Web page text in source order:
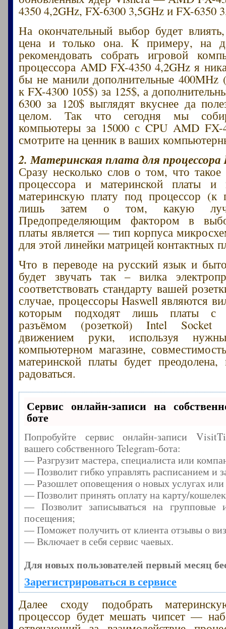
4350 4,2GHz, FX-6300 3,5GHz и FX-6350
На окончательный выбор будет
цена и только она. К примеру, на
рекомендовать собрать игровой
процессора AMD FX-4350 4,2GHz я
бы не манили дополнительные
к FX-4300 105$) за 125$, а
6300 за 120$ выглядят вкуснее да
целом. Так что сегодня мы
компьютеры за 15000 с CPU AMD
смотрите на ценник в ваших
2. Материнская плата для процессора
Сразу несколько слов о том, что такое
процессора и материнской платы и
материнскую плату под процессор (к
лишь затем о том, какую
Предопределяющим фактором в
платы является — тип корпуса
для этой линейки матрицей контактных
Что в переводе на русский язык и
будет звучать так – вилка
соответствовать стандарту вашей
случае, процессоры Haswell являются
которым подходят лишь платы с
разъёмом (розеткой) Intel Socket
движением руки, используя
компьютерном магазине,
материнской платы будет
радоваться.
Сервис онлайн-записи на
боте
Попробуйте сервис онлайн-записи
вашего собственного Telegram-бота:
— Разгрузит мастера, специалиста или
— Позволит гибко управлять расписанием и
— Разошлет оповещения о новых услугах
— Позволит принять оплату на карту/
— Позволит записываться на групповые
посещения;
— Поможет получить от клиента отзывы о
— Включает в себя сервис чаевых.
Для новых пользователей первый месяц
Зарегистрироваться в сервисе
Далее сходу подобрать
процессор будет мешать чипсет —